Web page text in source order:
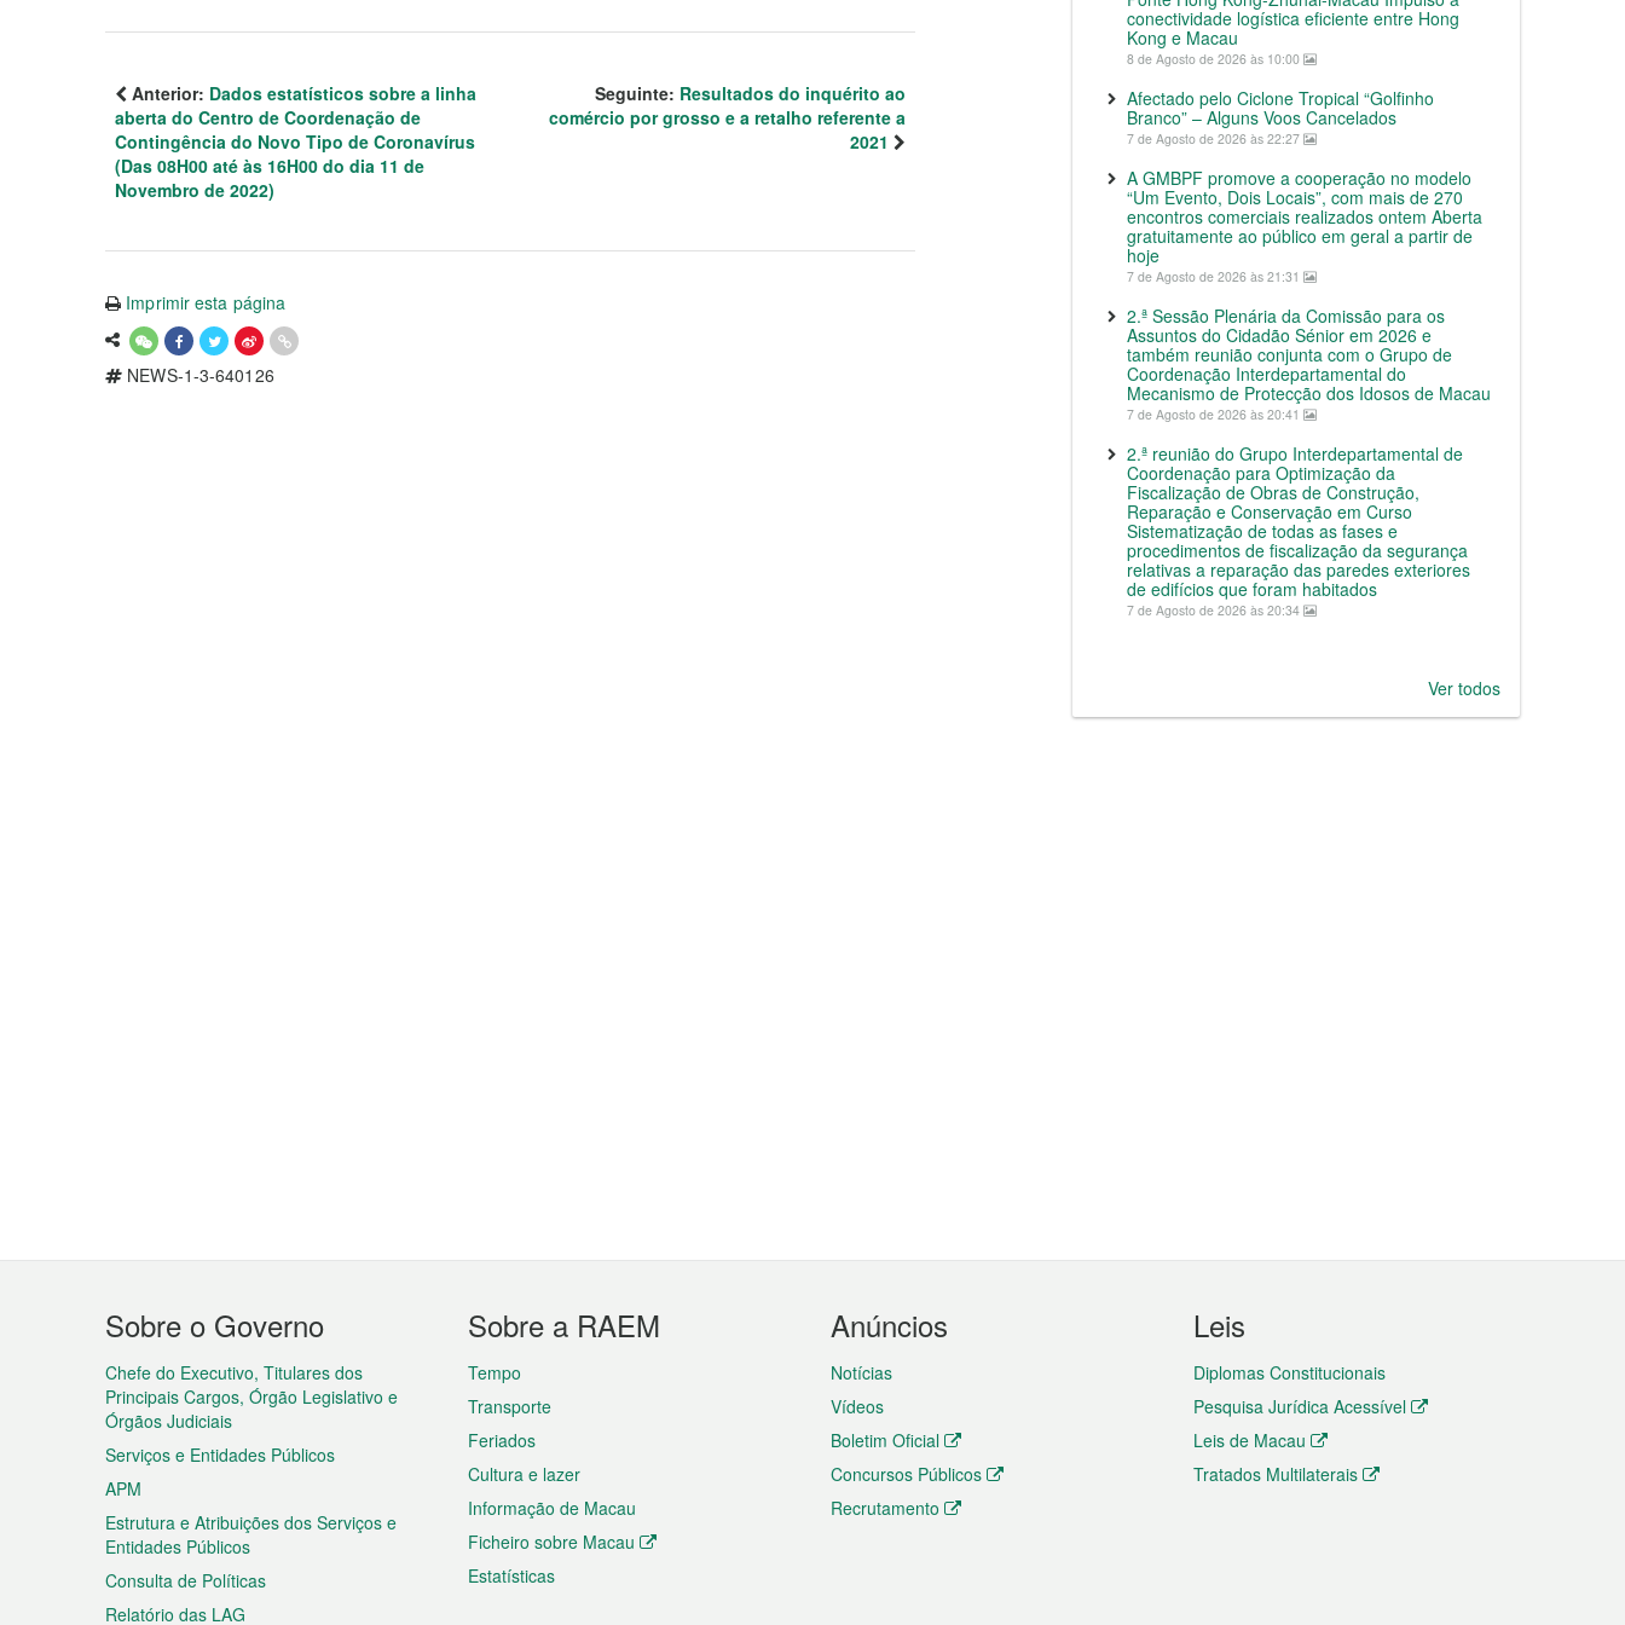
Anterior: Dados estatísticos sobre a linha
aberta do Centro de Coordenação de
Contingência do Novo Tipo de Coronavírus
(Das 08H00 até às 16H00 do dia 11 de
Novembro de 2022)
Seguinte: Resultados do inquérito ao
comércio por grosso e a retalho referente a
2021
Imprimir esta página
NEWS-1-3-640126
conectividade logística eficiente entre Hong
Kong e Macau
8 de Agosto de 2026 às 10:00
Afectado pelo Ciclone Tropical “Golfinho
Branco” – Alguns Voos Cancelados
7 de Agosto de 2026 às 22:27
A GMBPF promove a cooperação no modelo
“Um Evento, Dois Locais”, com mais de 270
encontros comerciais realizados ontem Aberta
gratuitamente ao público em geral a partir de
hoje
7 de Agosto de 2026 às 21:31
2.ª Sessão Plenária da Comissão para os
Assuntos do Cidadão Sénior em 2026 e
também reunião conjunta com o Grupo de
Coordenação Interdepartamental do
Mecanismo de Protecção dos Idosos de Macau
7 de Agosto de 2026 às 20:41
2.ª reunião do Grupo Interdepartamental de
Coordenação para Optimização da
Fiscalização de Obras de Construção,
Reparação e Conservação em Curso
Sistematização de todas as fases e
procedimentos de fiscalização da segurança
relativas a reparação das paredes exteriores
de edifícios que foram habitados
7 de Agosto de 2026 às 20:34
Ver todos
Menu
do
rodapé
Sobre o Governo
Chefe do Executivo, Titulares dos
Principais Cargos, Órgão Legislativo e
Órgãos Judiciais
Serviços e Entidades Públicos
APM
Estrutura e Atribuições dos Serviços e
Entidades Públicos
Consulta de Políticas
Relatório das LAG
Sobre a RAEM
Tempo
Transporte
Feriados
Cultura e lazer
Informação de Macau
Ficheiro sobre Macau
Estatísticas
Anúncios
Notícias
Vídeos
Boletim Oficial
Concursos Públicos
Recrutamento
Leis
Diplomas Constitucionais
Pesquisa Jurídica Acessível
Leis de Macau
Tratados Multilaterais